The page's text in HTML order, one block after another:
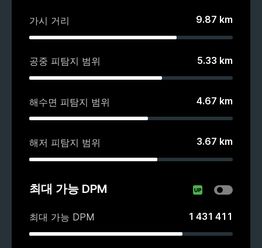
가시 거리 9.87 km
공중 피탐지 범위 5.33 km
해수면 피탐지 범위 4.67 km
해저 피탐지 범위 3.67 km
최대 가능 DPM
최대 가능 DPM 1 431 411